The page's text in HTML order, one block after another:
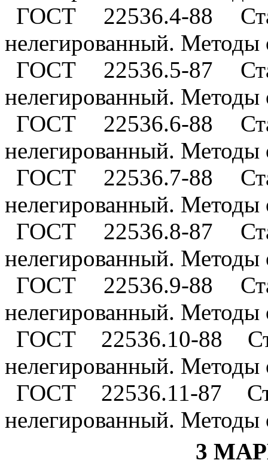
ГОСТ 22536.4-88
нелегированный. Методы
ГОСТ 22536.5-87
нелегированный. Методы
ГОСТ 22536.6-88
нелегированный.
ГОСТ 22536.7-88
нелегированный. Методы
ГОСТ 22536.8-87
нелегированный. Методы
ГОСТ 22536.9-88
нелегированный. Методы
ГОСТ 22536.10-88
нелегированный.
ГОСТ 22536.11-87
нелегированный. Методы
3